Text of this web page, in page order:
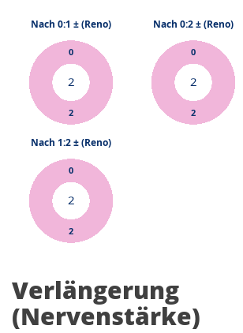
Verlängerung
(Nervenstärke)